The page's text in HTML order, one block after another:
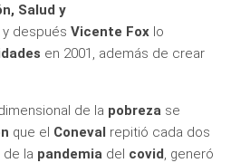
Salud y
y después Vicente Fox lo
en 2001, además de crear
de la pobreza se
que el Coneval repitió cada dos
la pandemia del covid, generó